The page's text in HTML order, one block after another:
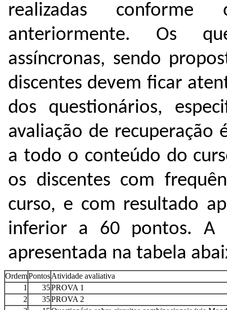
realizadas conforme
anteriormente. Os
assíncronas, sendo
discentes devem ficar
dos questionários,
avaliação de recuperação
a todo o conteúdo do
os discentes com
curso, e com resultado
inferior a 60 pontos. A
apresentada na tabela
OrdemPontosAtividade avaliativa
1
35PROVA 1
2
35PROVA 2